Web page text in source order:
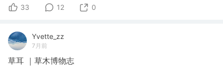
33 12 0
Yvette_zz
7月前
草耳 ｜草木博物志